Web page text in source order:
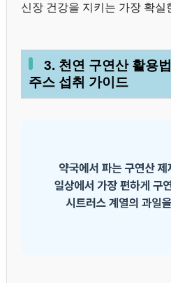
신장 건강을 지키는 가장 확실
3. 천연 구연산 활용
주스 섭취 가이드